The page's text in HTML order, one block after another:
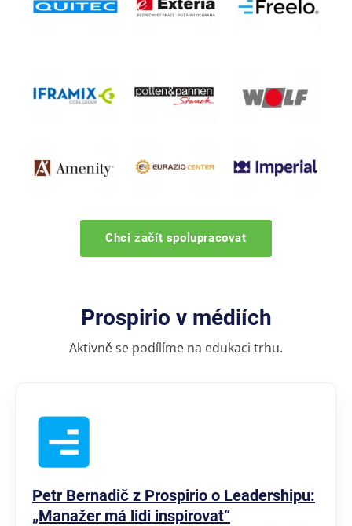
Chci začít spolupracovat
Prospirio v médiích
Aktivně se podílíme na edukaci trhu.
Petr Bernadič z Prospirio o Leadershipu:
„Manažer má lidi inspirovat“